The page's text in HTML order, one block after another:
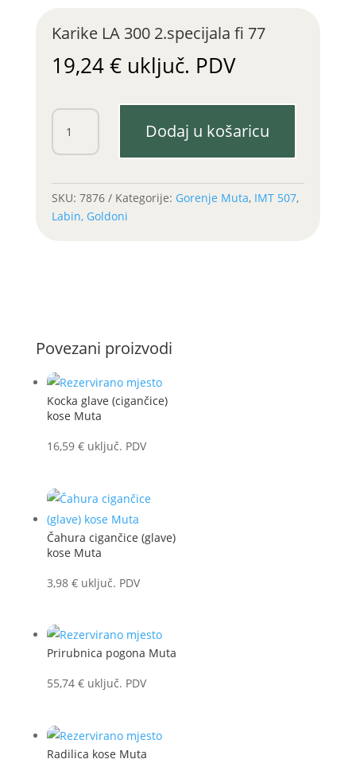
Karike LA 300 2.specijala fi 77
19,24€ uključ. PDV
Karike
300
količina
Dodaj u košaricu
SKU: 7876 Kategorije: Gorenje Muta, IMT 507,
Labin, Goldoni
Povezani proizvodi
Kocka glave (cigančice)
kose Muta
16,59 € uključ. PDV
Čahura cigančice (glave)
kose Muta
3,98 € uključ. PDV
Prirubnica pogona Muta
55,74 € uključ. PDV
Radilica kose Muta